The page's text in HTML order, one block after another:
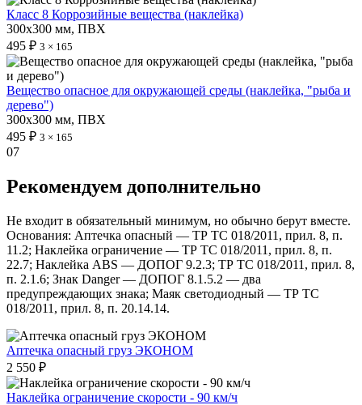
Класс 8 Коррозийные вещества (наклейка)
300х300 мм, ПВХ
495 ₽ 3 × 165
Вещество опасное для окружающей среды (наклейка, "рыба и
дерево")
300х300 мм, ПВХ
495 ₽ 3 × 165
07
Рекомендуем дополнительно
Не входит в обязательный минимум, но обычно берут вместе.
Основания: Аптечка опасный — ТР ТС 018/2011, прил. 8, п.
11.2; Наклейка ограничение — ТР ТС 018/2011, прил. 8, п.
22.7; Наклейка ABS — ДОПОГ 9.2.3; ТР ТС 018/2011, прил. 8,
п. 2.1.6; Знак Danger — ДОПОГ 8.1.5.2 — два
предупреждающих знака; Маяк светодиодный — ТР ТС
018/2011, прил. 8, п. 20.14.14.
Аптечка опасный груз ЭКОНОМ
2 550 ₽
Наклейка ограничение скорости - 90 км/ч